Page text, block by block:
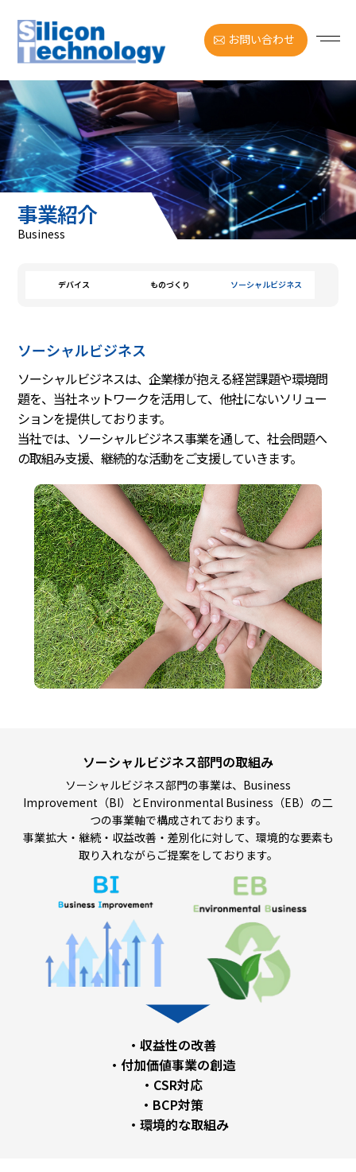
お問い合わせ
事業紹介
Business
デバイス ものづくり ソーシャルビジネス
ソーシャルビジネス
ソーシャルビジネスは、企業様が抱える経営課題や環境問
題を、当社ネットワークを活用して、他社にないソリュー
ションを提供しております。
当社では、ソーシャルビジネス事業を通して、社会問題へ
の取組み支援、継続的な活動をご支援していきます。
ソーシャルビジネス部門の取組み
ソーシャルビジネス部門の事業は、Business
Improvement（BI）とEnvironmental Business（EB）の二
つの事業軸で構成されております。
事業拡大・継続・収益改善・差別化に対して、環境的な要素も
取り入れながらご提案をしております。
・収益性の改善
・付加価値事業の創造
・CSR対応
・BCP対策
・環境的な取組み